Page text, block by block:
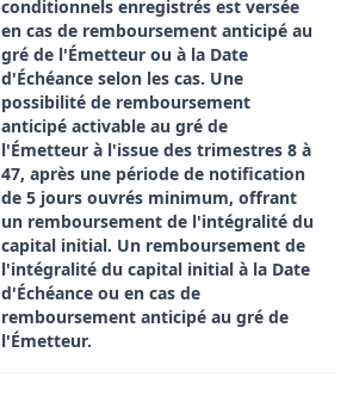
conditionnels enregistrés est versée
en cas de remboursement anticipé au
gré de l'Émetteur ou à la Date
d'Échéance selon les cas. Une
possibilité de remboursement
anticipé activable au gré de
l'Émetteur à l'issue des trimestres 8 à
47, après une période de notification
de 5 jours ouvrés minimum, offrant
un remboursement de l'intégralité du
capital initial. Un remboursement de
l'intégralité du capital initial à la Date
d'Échéance ou en cas de
remboursement anticipé au gré de
l'Émetteur.